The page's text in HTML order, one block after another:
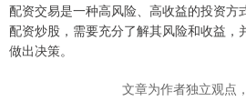
配资交易是一种高风险、高收益的投资方
配资炒股，需要充分了解其风险和收益，
做出决策。
文章为作者独立观点